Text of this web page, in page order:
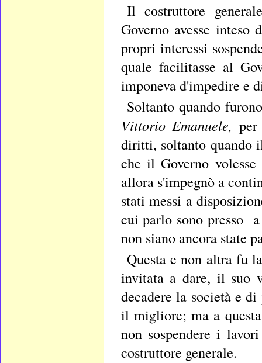
Il costruttore
Governo avesse inteso
propri interessi
quale facilitasse al
imponeva d'impedire e
Soltanto quando
Vittorio Emanuele,
diritti, soltanto quando
che il Governo
allora s'impegnò a
stati messi a
cui parlo sono presso
non siano ancora state
Questa e non altra fu
invitata a dare, il suo
decadere la società e
il migliore; ma a
non sospendere i
costruttore generale.